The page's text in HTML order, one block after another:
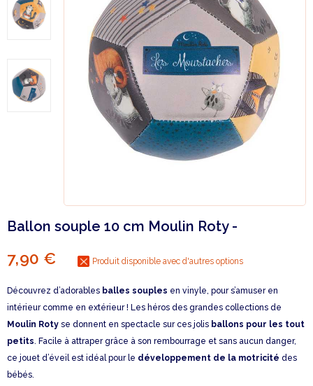
Ballon souple 10 cm Moulin Roty -
7,90 € Produit disponible avec d'autres options
Découvrez d’adorables balles souples en vinyle, pour s’amuser en
intérieur comme en extérieur ! Les héros des grandes collections de
Moulin Roty se donnent en spectacle sur ces jolis ballons pour les tout
petits. Facile à attraper grâce à son rembourrage et sans aucun danger,
ce jouet d’éveil est idéal pour le développement de la motricité des
bébés.